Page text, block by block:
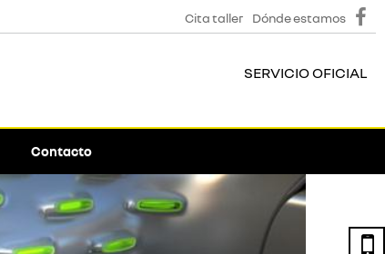
Cita taller Dónde estamos
SERVICIO OFICIAL
Contacto